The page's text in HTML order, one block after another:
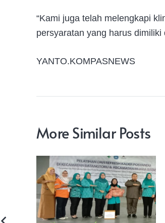
“Kami juga telah melengkapi
persyaratan yang harus
YANTO.KOMPASNEWS
More Similar Posts